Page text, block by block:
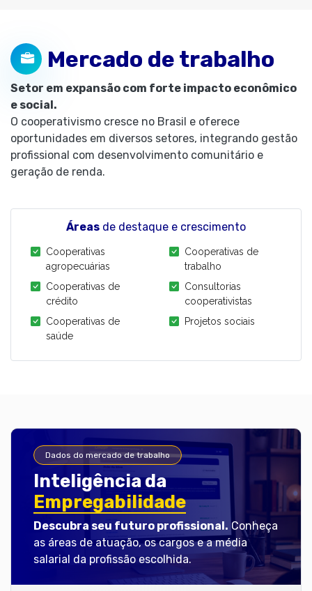
Mercado de trabalho
Setor em expansão com forte impacto econômico
e social.
O cooperativismo cresce no Brasil e oferece
oportunidades em diversos setores, integrando gestão
profissional com desenvolvimento comunitário e
geração de renda.
Áreas de destaque e crescimento
Cooperativas
agropecuárias
Cooperativas de
crédito
Cooperativas de
saúde
Cooperativas de
trabalho
Consultorias
cooperativistas
Projetos sociais
Dados do mercado de trabalho
Inteligência da
Empregabilidade
Descubra seu futuro profissional. Conheça
as áreas de atuação, os cargos e a média
salarial da profissão escolhida.